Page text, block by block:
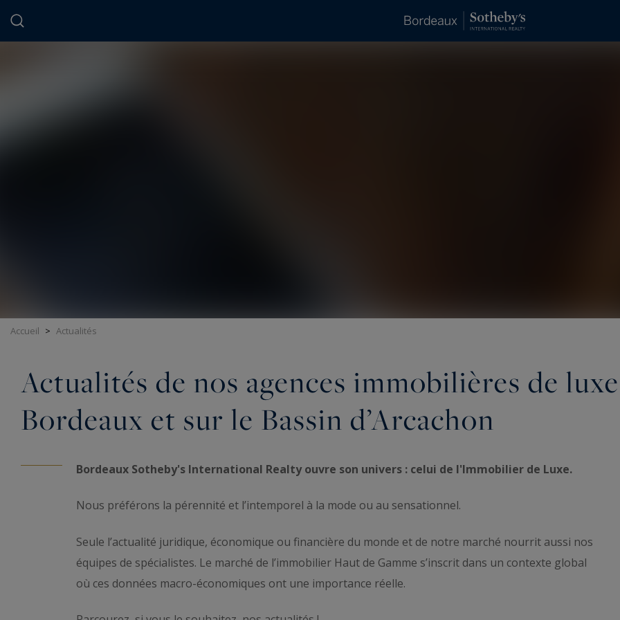
Accueil > Actualités
Actualités de nos agences immobilières de
Bordeaux et sur le Bassin d’Arcachon
Bordeaux Sotheby's International Realty ouvre son univers : celui de l'Immobilier de Luxe.
Nous préférons la pérennité et l’intemporel à la mode ou au sensationnel.
Seule l’actualité juridique, économique ou financière du monde et de notre marché nourrit aussi nos
équipes de spécialistes. Le marché de l’immobilier Haut de Gamme s’inscrit dans un contexte global
où ces données macro-économiques ont une importance réelle.